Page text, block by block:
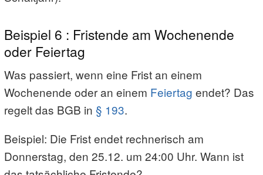
Beispiel 6 : Fristende am Wochenende
oder Feiertag
Was passiert, wenn eine Frist an einem
Wochenende oder an einem Feiertag endet? Das
regelt das BGB in § 193.
Beispiel: Die Frist endet rechnerisch am
Donnerstag, den 25.12. um 24:00 Uhr. Wann ist